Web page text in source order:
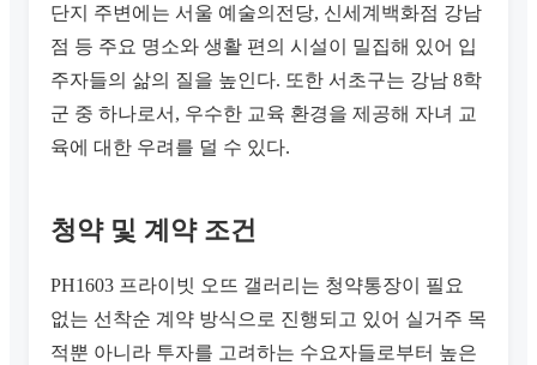
단지 주변에는 서울 예술의전당, 신세계백화점 강남
점 등 주요 명소와 생활 편의 시설이 밀집해 있어 입
주자들의 삶의 질을 높인다. 또한 서초구는 강남 8학
군 중 하나로서, 우수한 교육 환경을 제공해 자녀 교
육에 대한 우려를 덜 수 있다.
청약 및 계약 조건
PH1603 프라이빗 오뜨 갤러리는 청약통장이 필요
없는 선착순 계약 방식으로 진행되고 있어 실거주 목
적뿐 아니라 투자를 고려하는 수요자들로부터 높은